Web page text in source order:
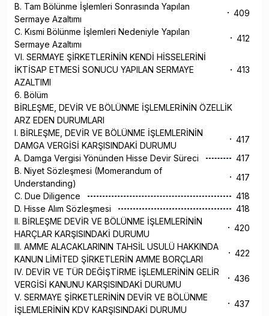
B. Tam Bölünme İşlemleri Sonrasında Yapılan
Sermaye Azaltımı
409
C. Kısmi Bölünme İşlemleri Nedeniyle Yapılan
Sermaye Azaltımı
412
VI. SERMAYE ŞİRKETLERİNİN KENDİ HİSSELERİNİ
İKTİSAP ETMESİ SONUCU YAPILAN SERMAYE
AZALTIMI
413
6. Bölüm
BİRLEŞME, DEVİR VE BÖLÜNME İŞLEMLERİNİN ÖZELLİK
ARZ EDEN DURUMLARI
I. BİRLEŞME, DEVİR VE BÖLÜNME İŞLEMLERİNİN
DAMGA VERGİSİ KARŞISINDAKİ DURUMU
417
A. Damga Vergisi Yönünden Hisse Devir Süreci
417
B. Niyet Sözleşmesi (Momerandum of
Understanding)
417
C. Due Diligence
418
D. Hisse Alım Sözleşmesi
418
II. BİRLEŞME DEVİR VE BÖLÜNME İŞLEMLERİNİN
HARÇLAR KARŞISINDAKİ DURUMU
420
III. AMME ALACAKLARININ TAHSİL USULÜ HAKKINDA
KANUN LİMİTED ŞİRKETLERİN AMME BORÇLARI
422
IV. DEVİR VE TÜR DEĞİŞTİRME İŞLEMLERİNİN GELİR
VERGİSİ KANUNU KARŞISINDAKİ DURUMU
436
V. SERMAYE ŞİRKETLERİNİN DEVİR VE BÖLÜNME
İŞLEMLERİNİN KDV KARŞISINDAKİ DURUMU
437